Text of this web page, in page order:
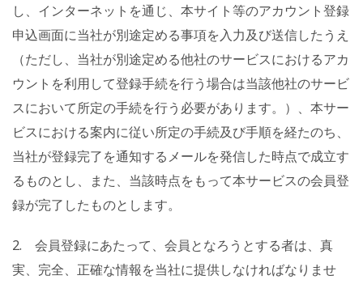
し、インターネットを通じ、本サイト等のアカウント登録
申込画面に当社が別途定める事項を入力及び送信したうえ
（ただし、当社が別途定める他社のサービスにおけるアカ
ウントを利用して登録手続を行う場合は当該他社のサービ
スにおいて所定の手続を行う必要があります。）、本サー
ビスにおける案内に従い所定の手続及び手順を経たのち、
当社が登録完了を通知するメールを発信した時点で成立す
るものとし、また、当該時点をもって本サービスの会員登
録が完了したものとします。
2. 会員登録にあたって、会員となろうとする者は、真
実、完全、正確な情報を当社に提供しなければなりませ